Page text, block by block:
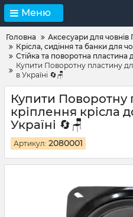
Меню
Головна
Аксесуари для човнів
Крісла, сидіння та банки для
Стійка та поворотна пластина
Купити Поворотну пластину
в Україні 🔄🪑
Купити Поворотну
кріплення крісла
Україні 🔄🪑
Артикул: 2080001